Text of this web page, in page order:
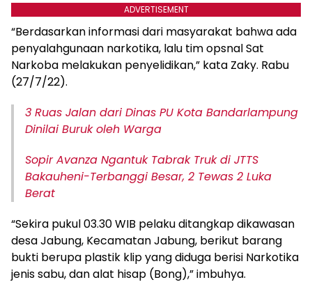
ADVERTISEMENT
“Berdasarkan informasi dari masyarakat bahwa ada
penyalahgunaan narkotika, lalu tim opsnal Sat
Narkoba melakukan penyelidikan,” kata Zaky. Rabu
(27/7/22).
3 Ruas Jalan dari Dinas PU Kota Bandarlampung
Dinilai Buruk oleh Warga
Sopir Avanza Ngantuk Tabrak Truk di JTTS
Bakauheni-Terbanggi Besar, 2 Tewas 2 Luka
Berat
“Sekira pukul 03.30 WIB pelaku ditangkap dikawasan
desa Jabung, Kecamatan Jabung, berikut barang
bukti berupa plastik klip yang diduga berisi Narkotika
jenis sabu, dan alat hisap (Bong),” imbuhya.